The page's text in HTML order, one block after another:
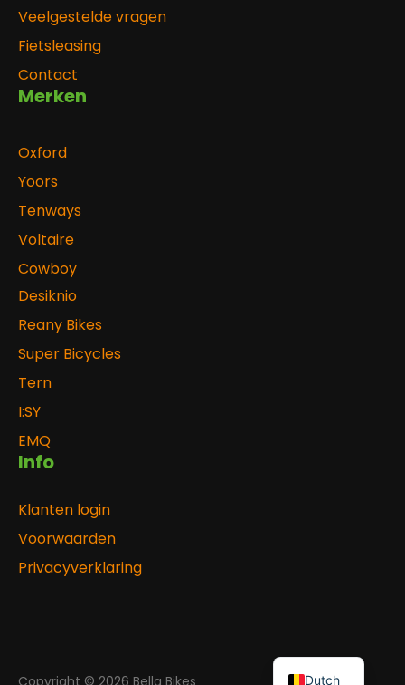
Veelgestelde vragen
Fietsleasing
Contact
Merken
Oxford
Yoors
Tenways
Voltaire
Cowboy
Desiknio
Reany Bikes
Super Bicycles
Tern
I:SY
EMQ
Info
Klanten login
Voorwaarden
Privacyverklaring
Dutch